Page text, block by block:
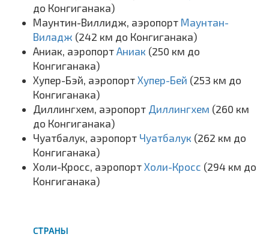
до Конгиганака)
Маунтин-Виллидж, аэропорт Маунтан-
Виладж (242 км до Конгиганака)
Аниак, аэропорт Аниак (250 км до
Конгиганака)
Хупер-Бэй, аэропорт Хупер-Бей (253 км до
Конгиганака)
Диллингхем, аэропорт Диллингхем (260 км
до Конгиганака)
Чуатбалук, аэропорт Чуатбалук (262 км до
Конгиганака)
Холи-Кросс, аэропорт Холи-Кросс (294 км до
Конгиганака)
СТРАНЫ